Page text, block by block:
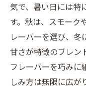
気で、暑い日には特
す。秋は、スモーク
レーバーを選び、冬
甘さが特徴のブレン
フレーバーを巧みに
しみ方は無限に広が